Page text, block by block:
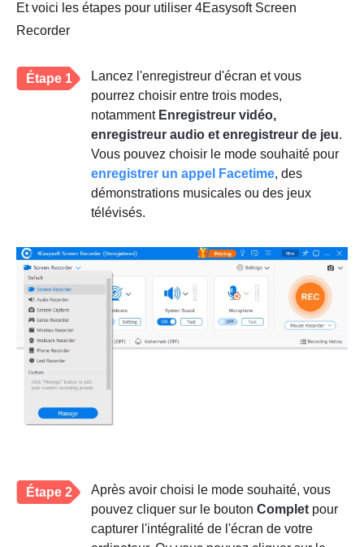
Et voici les étapes pour utiliser 4Easysoft Screen
Recorder
Étape 1
Lancez l'enregistreur d'écran et vous
pourrez choisir entre trois modes,
notamment Enregistreur vidéo,
enregistreur audio et enregistreur de jeu.
Vous pouvez choisir le mode souhaité pour
enregistrer un appel Facetime, des
démonstrations musicales ou des jeux
télévisés.
Étape 2
Après avoir choisi le mode souhaité, vous
pouvez cliquer sur le bouton Complet pour
capturer l'intégralité de l'écran de votre